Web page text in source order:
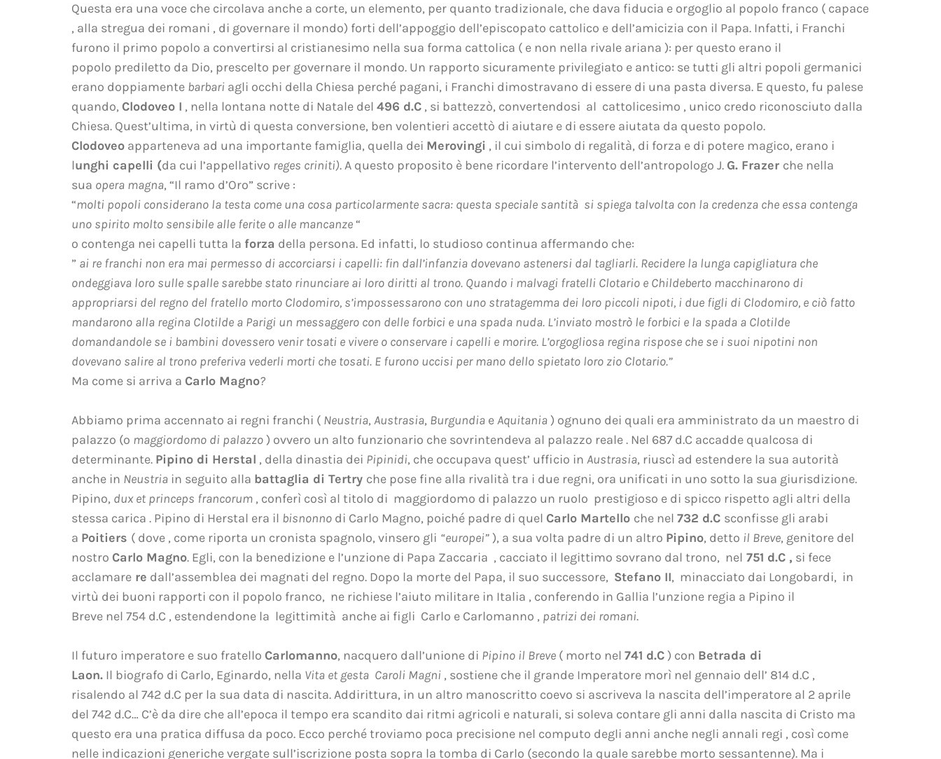
Questa era una voce che circolava anche a corte, un elemento, per quanto tradizionale, che dava fiducia e orgoglio al popolo franco ( capace
, alla stregua dei romani , di governare il mondo) forti dell’appoggio dell’episcopato cattolico e dell’amicizia con il Papa. Infatti, i Franchi
furono il primo popolo a convertirsi al cristianesimo nella sua forma cattolica ( e non nella rivale ariana ): per questo erano il
popolo prediletto da Dio, prescelto per governare il mondo. Un rapporto sicuramente privilegiato e antico: se tutti gli altri popoli germanici
erano doppiamente barbari agli occhi della Chiesa perché pagani, i Franchi dimostravano di essere di una pasta diversa. E questo, fu palese
quando, Clodoveo I , nella lontana notte di Natale del 496 d.C, si battezzò, convertendosi al cattolicesimo , unico credo riconosciuto dalla
Chiesa. Quest’ultima, in virtù di questa conversione, ben volentieri accettò di aiutare e di essere aiutata da questo popolo.
Clodoveoapparteneva ad una importante famiglia, quella dei Merovingi , il cui simbolo di regalità, di forza e di potere magico, erano i
lunghi capelli (da cui l’appellativo reges criniti). A questo proposito è bene ricordare l’intervento dell’antropologo J. G. Frazer che nella
sua opera magna, “Il ramo d’Oro” scrive :
“molti popoli considerano la testa come una cosa particolarmente sacra: questa speciale santità si spiega talvolta con la credenza che essa contenga
uno spirito molto sensibile alle ferite o alle mancanze“
o contenga nei capelli tutta la forza della persona. Ed infatti, lo studioso continua affermando che:
” ai re franchi non era mai permesso di accorciarsi i capelli: fin dall’infanzia dovevano astenersi dal tagliarli. Recidere la lunga capigliatura che
ondeggiava loro sulle spalle sarebbe stato rinunciare ai loro diritti al trono. Quando i malvagi fratelli Clotario e Childeberto macchinarono di
appropriarsi del regno del fratello morto Clodomiro, s’impossessarono con uno stratagemma dei loro piccoli nipoti, i due figli di Clodomiro, e ciò fatto
mandarono alla regina Clotilde a Parigi un messaggero con delle forbici e una spada nuda. L’inviato mostrò le forbici e la spada a Clotilde
domandandole se i bambini dovessero venir tosati e vivere o conservare i capelli e morire. L’orgogliosa regina rispose che se i suoi nipotini non
dovevano salire al trono preferiva vederli morti che tosati. E furono uccisi per mano dello spietato loro zio Clotario.”
Ma come si arriva a Carlo Magno?
Abbiamo prima accennato ai regni franchi ( Neustria, Austrasia, BurgundiaeAquitania) ognuno dei quali era amministrato da un maestro di
palazzo (o maggiordomo di palazzo) ovvero un alto funzionario che sovrintendeva al palazzo reale . Nel 687 d.C accadde qualcosa di
determinante. Pipino di Herstal , della dinastia dei Pipinidi, che occupava quest’ ufficio in Austrasia, riuscì ad estendere la sua autorità
anche in Neustria in seguito alla battaglia di Tertry che pose fine alla rivalità tra i due regni, ora unificati in uno sotto la sua giurisdizione.
Pipino, dux et princeps francorum , conferì così al titolo di maggiordomo di palazzo un ruolo prestigioso e di spicco rispetto agli altri della
stessa carica . Pipino di Herstal era il bisnonnodi Carlo Magno, poiché padre di quel Carlo Martello che nel 732 d.C sconfisse gli arabi
a Poitiers ( dove , come riporta un cronista spagnolo, vinsero gli “europei”), a sua volta padre di un altro Pipino, detto il Breve, genitore del
nostro Carlo Magno. Egli, con la benedizione e l’unzione di Papa Zaccaria , cacciato il legittimo sovrano dal trono, nel 751 d.C , si fece
acclamarere dall’assemblea dei magnati del regno. Dopo la morte del Papa, il suo successore, Stefano II, minacciato dai Longobardi, in
virtù dei buoni rapporti con il popolo franco, ne richiese l’aiuto militare in Italia , conferendo in Gallia l’unzione regia a Pipino il
Breve nel 754 d.C , estendendone la legittimità anche ai figli Carlo e Carlomanno , patrizi dei romani.
Il futuro imperatore e suo fratello Carlomanno, nacquero dall’unione di Pipino il Breve ( morto nel 741 d.C) con Betrada di
Laon.Il biografo di Carlo, Eginardo, nella Vita et gesta Caroli Magni , sostiene che il grande Imperatore morì nel gennaio dell’ 814 d.C ,
risalendo al 742 d.C per la sua data di nascita. Addirittura, in un altro manoscritto coevo si ascriveva la nascita dell’imperatore al 2 aprile
del 742 d.C… C’è da dire che all’epoca il tempo era scandito dai ritmi agricoli e naturali, si soleva contare gli anni dalla nascita di Cristo ma
questo era una pratica diffusa da poco. Ecco perché troviamo poca precisione nel computo degli anni anche negli annali regi , così come
nelle indicazioni generiche vergate sull’iscrizione posta sopra la tomba di Carlo (secondo la quale sarebbe morto sessantenne). Ma i